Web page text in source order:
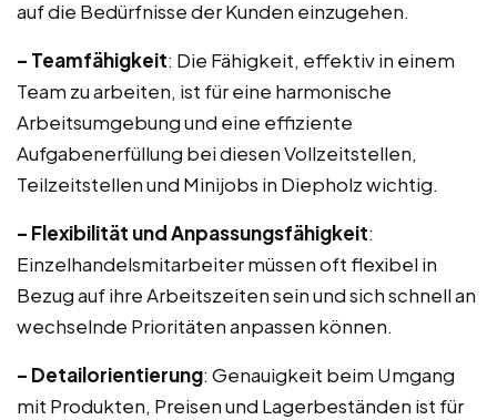
auf die Bedürfnisse der Kunden einzugehen.
– Teamfähigkeit: Die Fähigkeit, effektiv in einem
Team zu arbeiten, ist für eine harmonische
Arbeitsumgebung und eine effiziente
Aufgabenerfüllung bei diesen Vollzeitstellen,
Teilzeitstellen und Minijobs in Diepholz wichtig.
– Flexibilität und Anpassungsfähigkeit:
Einzelhandelsmitarbeiter müssen oft flexibel in
Bezug auf ihre Arbeitszeiten sein und sich schnell an
wechselnde Prioritäten anpassen können.
– Detailorientierung: Genauigkeit beim Umgang
mit Produkten, Preisen und Lagerbeständen ist für